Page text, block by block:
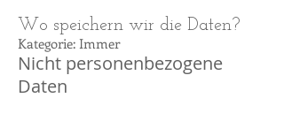
Wo speichern wir die Daten?
Kategorie: Immer
Nicht personenbezogene
Daten